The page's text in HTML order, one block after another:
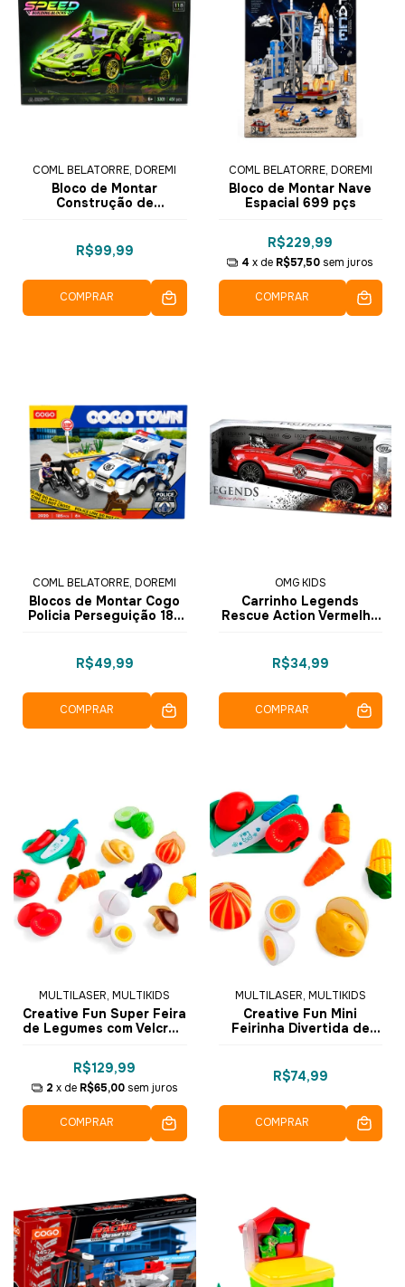
COML BELATORRE, DOREMI
Bloco de Montar
Construção de
R$99,99
COMPRAR
COML BELATORRE, DOREMI
Bloco de Montar Nave
Espacial 699 pçs
R$229,99
4 x de R$57,50 sem juros
COMPRAR
COML BELATORRE, DOREMI
Blocos de Montar Cogo
Policia Perseguição 185
R$49,99
COMPRAR
OMG KIDS
Carrinho Legends
Rescue Action Vermelho
R$34,99
COMPRAR
MULTILASER, MULTIKIDS
Creative Fun Super Feira
de Legumes com Velcro -
R$129,99
2 x de R$65,00 sem juros
COMPRAR
MULTILASER, MULTIKIDS
Creative Fun Mini
Feirinha Divertida de
R$74,99
COMPRAR